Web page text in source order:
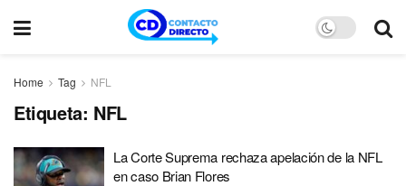
Home Tag NFL
Etiqueta: NFL
La Corte Suprema rechaza apelación de la NFL
en caso Brian Flores